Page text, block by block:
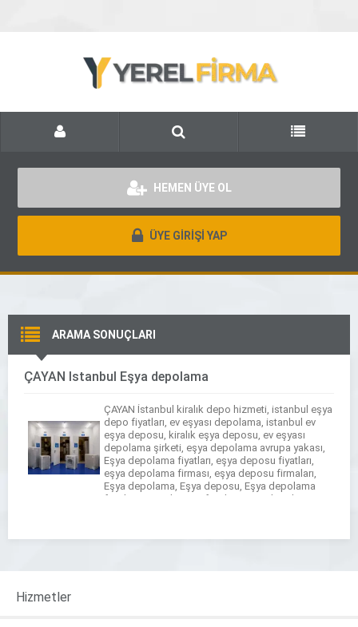
HEMEN ÜYE OL
ÜYE GİRİŞİ YAP
ARAMA SONUÇLARI
ÇAYAN İstanbul Eşya depolama
ÇAYAN İstanbul kiralık depo hizmeti, istanbul eşya
depo fiyatları, ev eşyası depolama, istanbul ev
eşya deposu, kiralık eşya deposu, ev eşyası
depolama şirketi, eşya depolama avrupa yakası,
Eşya depolama fiyatları, eşya deposu fiyatları,
eşya depolama firması, eşya deposu firmaları,
Eşya depolama, Eşya deposu, Eşya depolama
fiyatları, eşya deposu fiyatları, eşya depolama
Hizmetler